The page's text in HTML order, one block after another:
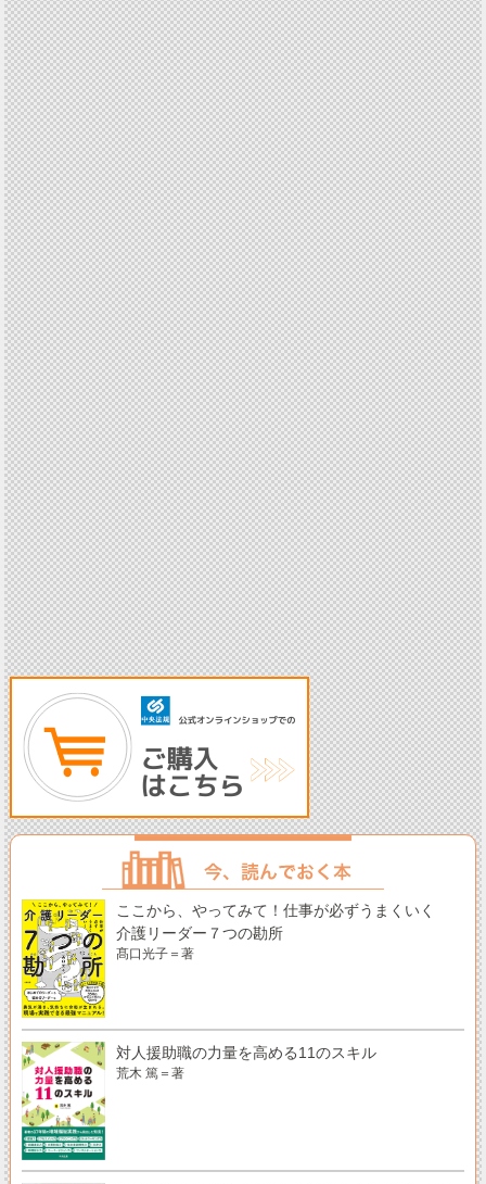
ここから、やってみて！仕事が必ずうまくいく
介護リーダー７つの勘所
髙口光子＝著
対人援助職の力量を高める11のスキル
荒木 篤＝著